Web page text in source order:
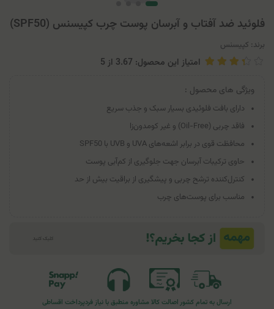
فلوئید ضد آفتاب و آبرسان پوست چرب کپیسنس (SPF50)
برند: کپیسنس
امتیاز این محصول: 3.67 از 5
ویژگی های محصول :
دارای بافت فلوئیدی بسیار سبک و جذب سریع
فاقد چربی (Oil-Free) و غیر کومدون‌زا
محافظت قوی در برابر اشعه‌های UVA و UVB با SPF50
حاوی ترکیبات آبرسان جهت جلوگیری از کم‌آبی پوست
کنترل‌کننده ترشح چربی و پیشگیری از براقیت بیش از حد
مناسب برای پوست‌های چرب
ارسال به تمام کشوراصالت کالا مشاوره منطبق با نیاز فردپرداخت اقساطی